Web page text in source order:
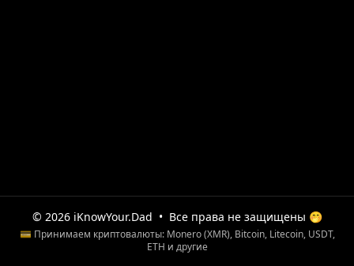
© 2026 iKnowYour.Dad • Все права не защищены 🤭
💳 Принимаем криптовалюты: Monero (XMR), Bitcoin, Litecoin, USDT,
ETH и другие